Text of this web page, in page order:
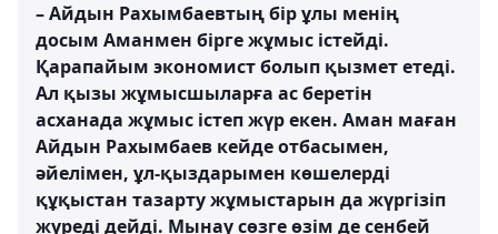
– Айдын Рахымбаевтың бір ұлы менің
досым Аманмен бірге жұмыс істейді.
Қарапайым экономист болып қызмет етеді.
Ал қызы жұмысшыларға ас беретін
асханада жұмыс істеп жүр екен. Аман маған
Айдын Рахымбаев кейде отбасымен,
әйелімен, ұл-қыздарымен көшелерді
құқыстан тазарту жұмыстарын да жүргізіп
жүреді дейді. Мынау сөзге өзім де сенбей